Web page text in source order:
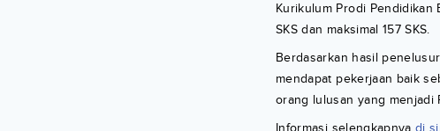
Kurikulum Prodi Pendidikan
SKS dan maksimal 157 SKS.
Berdasarkan hasil
mendapat pekerjaan baik
orang lulusan yang menjadi